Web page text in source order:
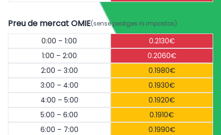
Preu de mercat OMIE(sense peatges ni impostos)
0:00 – 1:00
0.2130€
1:00 – 2:00
0.2060€
2:00 – 3:00
0.1980€
3:00 – 4:00
0.1930€
4:00 – 5:00
0.1920€
5:00 – 6:00
0.1910€
6:00 – 7:00
0.1990€